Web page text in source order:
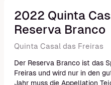
2022 Quinta
Reserva Branco
Quinta Casal das Freiras
Der Reserva Branco ist das
Freiras und wird nur in den
Jahr muss die Appellation